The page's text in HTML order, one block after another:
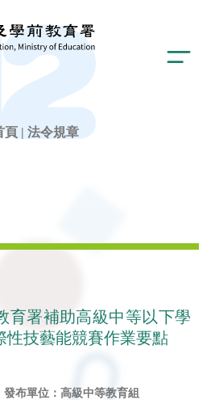
頁 | 法令規章
育署補助高級中等以下學
性技藝能競賽作業要點
發布單位：高級中等教育組